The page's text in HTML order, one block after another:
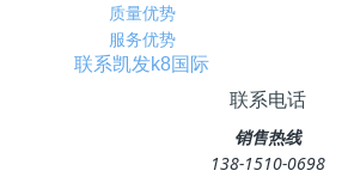
质量优势
服务优势
联系凯发k8国际
联系电话
销售热线
138-1510-0698